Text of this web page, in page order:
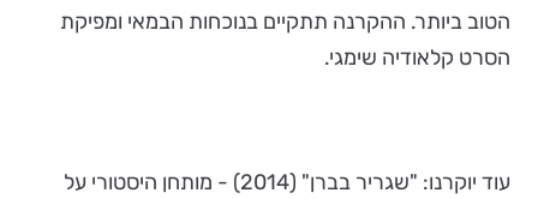
הטוב ביותר. ההקרנה תתקיים בנוכחות הבמאי ומפיקת
הסרט קלאודיה שימגי.
עוד יוקרנו: "שגריר בברן" (2014) - מותחן היסטורי על